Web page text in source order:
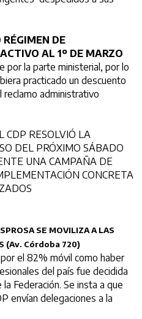
DE
AL 1º DE MARZO
por la parte ministerial, por lo
practicado un descuento
reclamo administrativo
CDP RESOLVIÓ LA
DEL PRÓXIMO SÁBADO
UNA CAMPAÑA DE
CONCRETA
SE MOVILIZA A LAS
(Av. Córdoba 720)
el 82% móvil como haber
del país fue decidida
Federación. Se insta a que
envían delegaciones a la